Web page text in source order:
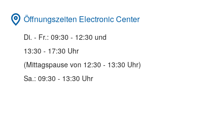
Öffnungszeiten Electronic Center
Di. - Fr.: 09:30 - 12:30 und
13:30 - 17:30 Uhr
(Mittagspause von 12:30 - 13:30 Uhr)
Sa.: 09:30 - 13:30 Uhr